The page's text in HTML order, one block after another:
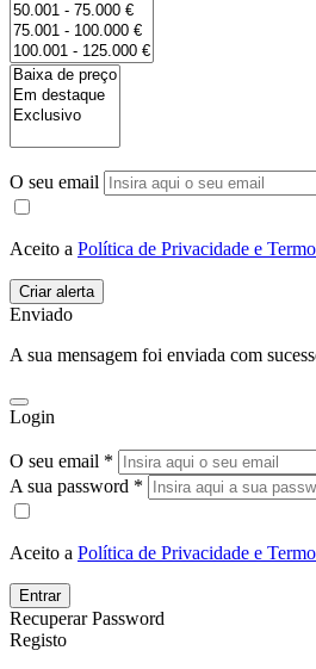
O seu email
Aceito a Política de Privacidade e
Enviado
A sua mensagem foi enviada com
Login
O seu email *
A sua password *
Aceito a Política de Privacidade e
Entrar
Recuperar Password
Registo